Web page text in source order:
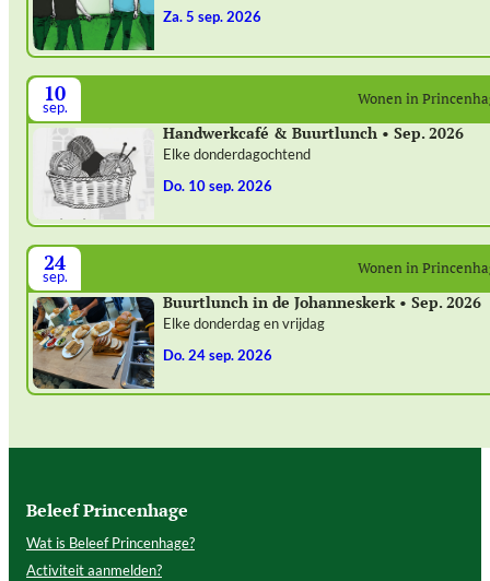
za. 5 sep. 2026
10
sep. Wonen in
Handwerkcafé & Buurtlunch • Sep. 2026
Elke donderdagochtend
do. 10 sep. 2026
24
sep. Wonen in
Buurtlunch in de Johanneskerk • Sep. 2026
Elke donderdag en vrijdag
do. 24 sep. 2026
Beleef Princenhage
Wat is Beleef Princenhage?
Activiteit aanmelden?